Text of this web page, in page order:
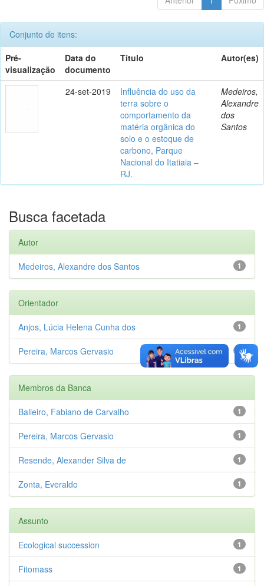
Conjunto de itens:
Pré-
visualização
Data do
documento
Título Autor(es)
24-set-2019
Influência do uso da
terra sobre o
comportamento da
matéria orgânica do
solo e o estoque de
carbono, Parque
Nacional do Itatiaia –
RJ.
Medeiros,
Alexandre
dos
Santos
Busca facetada
Autor
1
Medeiros, Alexandre dos Santos
Orientador
1
Anjos, Lúcia Helena Cunha dos
1
Pereira, Marcos Gervasio
Membros da Banca
1
Balieiro, Fabiano de Carvalho
1
Pereira, Marcos Gervasio
1
Resende, Alexander Silva de
1
Zonta, Everaldo
Assunto
1
Ecological succession
1
Fitomass